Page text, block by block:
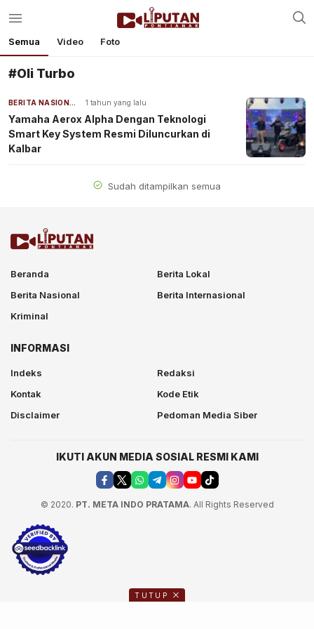
Semua Video Foto
#Oli Turbo
BERITA NASIONAL 1 tahun yang lalu
Yamaha Aerox Alpha Dengan Teknologi
Smart Key System Resmi Diluncurkan di
Kalbar
Sudah ditampilkan semua
Beranda
Berita Lokal
Berita Nasional
Berita Internasional
Kriminal
INFORMASI
Indeks
Redaksi
Kontak
Kode Etik
Disclaimer
Pedoman Media Siber
IKUTI AKUN MEDIA SOSIAL RESMI KAMI
© 2020. PT. META INDO PRATAMA. All Rights Reserved
TUTUP